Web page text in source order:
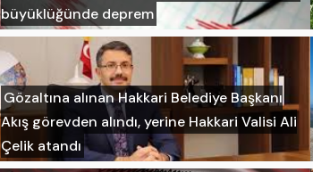
büyüklüğünde deprem
Gözaltına alınan Hakkari Belediye Başkanı
Akış görevden alındı, yerine Hakkari Valisi Ali
Çelik atandı